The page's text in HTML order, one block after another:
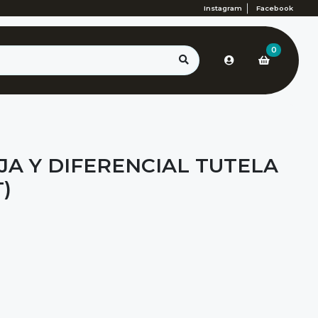
Instagram Facebook
0
Y DIFERENCIAL TUTELA